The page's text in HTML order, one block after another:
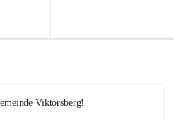
Viktorsberg!